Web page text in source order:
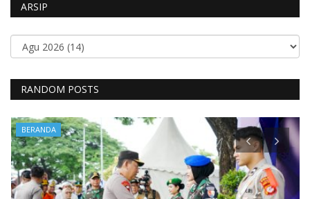
ARSIP
RANDOM POSTS
BERANDA